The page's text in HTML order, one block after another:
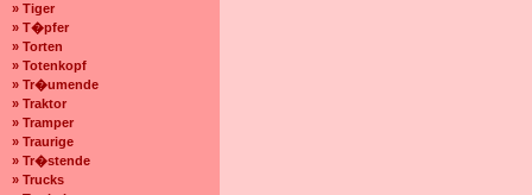
» Tiger
» T�pfer
» Torten
» Totenkopf
» Tr�umende
» Traktor
» Tramper
» Traurige
» Tr�stende
» Trucks